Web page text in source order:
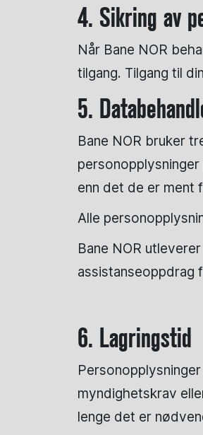
4. Sikring av
Når Bane NOR
tilgang. Tilgang til
5.
Bane NOR bruker
enn det de er ment
Alle
Bane NOR
assistanseoppdrag
6. Lagringstid
myndighetskrav
lenge det er